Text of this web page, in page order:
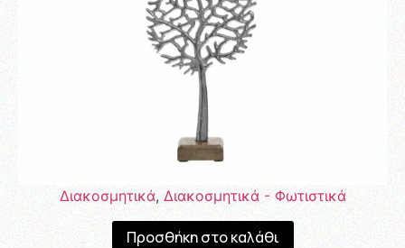
Διακοσμητικά,Διακοσμητικά - Φωτιστικά
Προσθήκη στο καλάθι